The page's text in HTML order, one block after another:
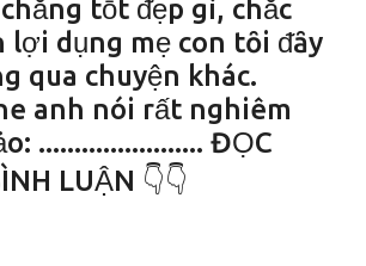
tṓt ᵭẹp gì, chắc
lợi dụng mẹ con tȏi ᵭȃy
qua chuyện khác.
anh nói rất nghiêm
....................... ĐỌC
LUẬN 👇👇